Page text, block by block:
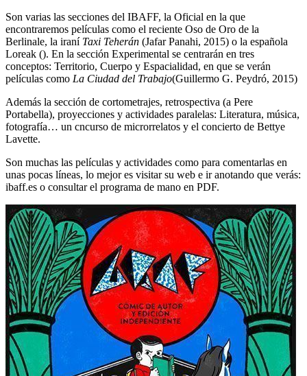
Son varias las secciones del IBAFF, la Oficial en la que
encontraremos películas como el reciente Oso de Oro de la
Berlinale, la iraní Taxi Teherán (Jafar Panahi, 2015) o la española
Loreak (). En la sección Experimental se centrarán en tres
conceptos: Territorio, Cuerpo y Espacialidad, en que se verán
películas como La Ciudad del Trabajo(Guillermo G. Peydró, 2015)
Además la sección de cortometrajes, retrospectiva (a Pere
Portabella), proyecciones y actividades paralelas: Literatura, música,
fotografía… un cncurso de microrrelatos y el concierto de Bettye
Lavette.
Son muchas las películas y actividades como para comentarlas en
unas pocas líneas, lo mejor es visitar su web e ir anotando que verás:
ibaff.es o consultar el programa de mano en PDF.